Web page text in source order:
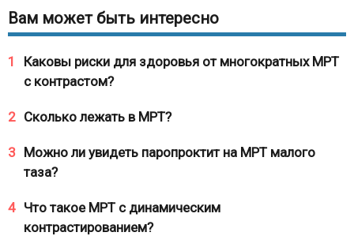
Вам может быть интересно
1
Каковы риски для здоровья от многократных МРТ
с контрастом?
2 Сколько лежать в МРТ?
3
Можно ли увидеть паропроктит на МРТ малого
таза?
4 Что такое МРТ с динамическим
контрастированием?